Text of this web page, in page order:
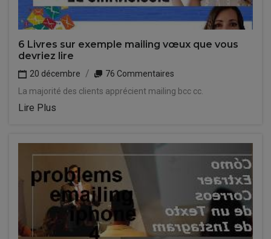
6 Livres sur exemple mailing vœux que vous
devriez lire
20 décembre
76 Commentaires
La majorité des clients apprécient mailing bcc cc.
Lire Plus